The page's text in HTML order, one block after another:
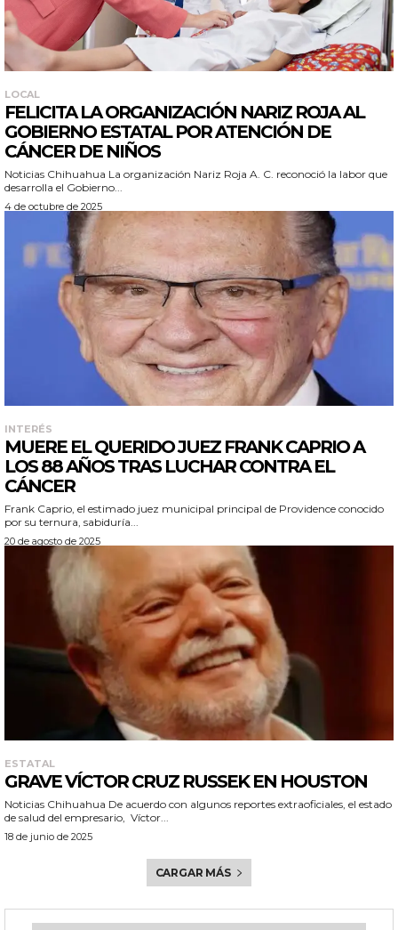
LOCAL
FELICITA LA ORGANIZACIÓN NARIZ ROJA AL
GOBIERNO ESTATAL POR ATENCIÓN DE
CÁNCER DE NIÑOS
Noticias Chihuahua La organización Nariz Roja A. C. reconoció la labor que
desarrolla el Gobierno...
4 de octubre de 2025
INTERÉS
MUERE EL QUERIDO JUEZ FRANK CAPRIO A
LOS 88 AÑOS TRAS LUCHAR CONTRA EL
CÁNCER
Frank Caprio, el estimado juez municipal principal de Providence conocido
por su ternura, sabiduría...
20 de agosto de 2025
ESTATAL
GRAVE VÍCTOR CRUZ RUSSEK EN HOUSTON
Noticias Chihuahua De acuerdo con algunos reportes extraoficiales, el estado
de salud del empresario, Víctor...
18 de junio de 2025
CARGAR MÁS